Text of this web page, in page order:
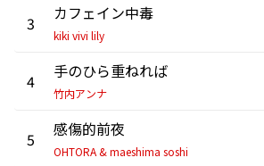
3 カフェイン中毒
kiki vivi lily
4 手のひら重ねれば
竹内アンナ
5 感傷的前夜
OHTORA & maeshima soshi